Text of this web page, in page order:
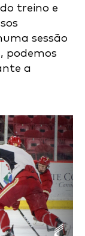
treino e
sessão
podemos
a